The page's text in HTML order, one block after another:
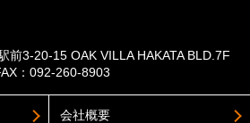
前3-20-15 OAK VILLA HAKATA BLD.7F
：092-260-8903
会社概要